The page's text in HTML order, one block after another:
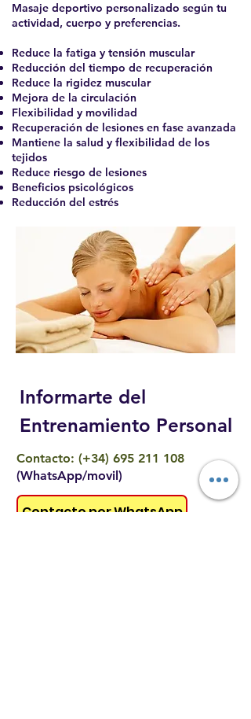
​Masaje deportivo personalizado según tu
actividad, cuerpo y preferencias.
Reduce la fatiga y tensión muscular
Reducción del tiempo de recuperación
Reduce la rigidez muscular
Mejora de la circulación
Flexibilidad y movilidad
Recuperación de lesiones en fase avanzada
Mantiene la salud y flexibilidad de los
tejidos
Reduce riesgo de lesiones
Beneficios psicológicos
Reducción del estrés
Informarte del
Entrenamiento Personal
Contacto: (+34) 695 211 108
(WhatsApp/movil)
Contacto por WhatsApp